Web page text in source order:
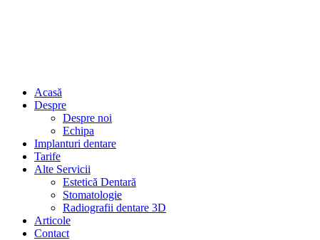
Acasă
Despre
Despre noi
Echipa
Implanturi dentare
Tarife
Alte Servicii
Estetică Dentară
Stomatologie
Radiografii dentare 3D
Articole
Contact